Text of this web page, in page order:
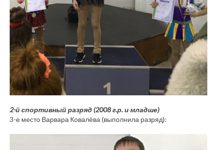
2-й спортивный разряд (2008 г.р. и младше)
3-е место Варвара Ковалёва (выполнила разряд):